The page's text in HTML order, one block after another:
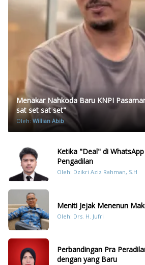
Menakar Nahkoda Baru KNPI
sat set sat set"
Oleh:Willian Abib
Ketika "Deal" di
Pengadilan
Oleh: Dzikri Aziz Rahman, S.H
Meniti Jejak Menenun
Oleh: Drs. H. Jufri
Perbandingan Pra
dengan yang Baru